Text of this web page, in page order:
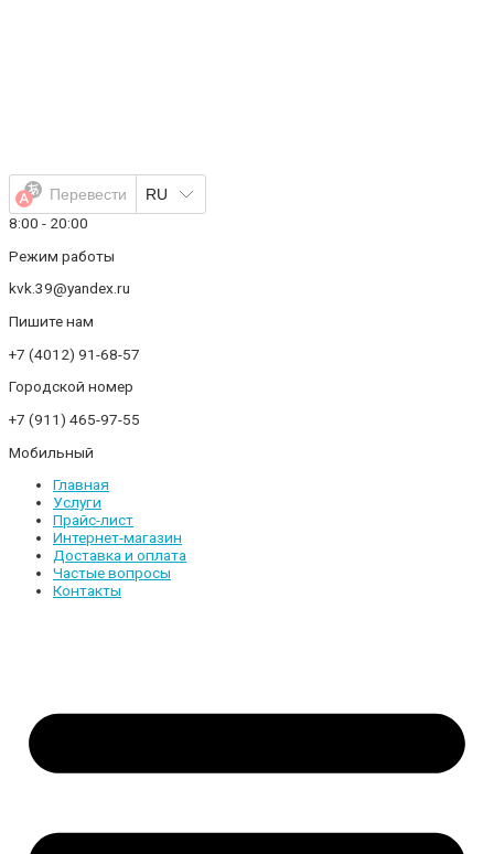
Перевести
RU
8:00 - 20:00
Режим работы
kvk.39@yandex.ru
Пишите нам
+7 (4012) 91-68-57
Городской номер
+7 (911) 465-97-55
Мобильный
Главная
Услуги
Прайс-лист
Интернет-магазин
Доставка и оплата
Частые вопросы
Контакты